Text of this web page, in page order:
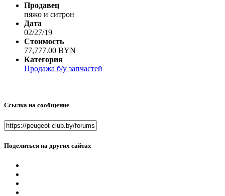
Продавец
пяжо и ситрон
Дата
02/27/19
Стоимость
77,777.00 BYN
Категория
Продажа б/у запчастей
Ссылка на сообщение
Поделиться на других сайтах